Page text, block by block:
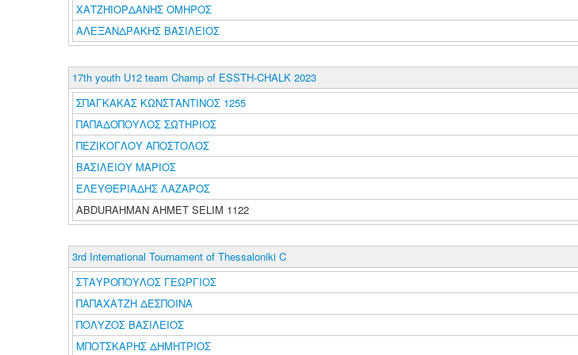
ΧΑΤΖΗΪΟΡΔΑΝΗΣ ΟΜΗΡΟΣ
ΑΛΕΞΑΝΔΡΑΚΗΣ ΒΑΣΙΛΕΙΟΣ
17th youth U12 team Champ of ESSTH-CHALK 2023
ΣΠΑΓΚΑΚΑΣ ΚΩΝΣΤΑΝΤΙΝΟΣ 1255
ΠΑΠΑΔΟΠΟΥΛΟΣ ΣΩΤΗΡΙΟΣ
ΠΕΖΙΚΟΓΛΟΥ ΑΠΟΣΤΟΛΟΣ
ΒΑΣΙΛΕΙΟΥ ΜΑΡΙΟΣ
ΕΛΕΥΘΕΡΙΑΔΗΣ ΛΑΖΑΡΟΣ
ABDURAHMAN AHMET SELIM 1122
3rd International Tournament of Thessaloniki C
ΣΤΑΥΡΟΠΟΥΛΟΣ ΓΕΩΡΓΙΟΣ
ΠΑΠΑΧΑΤΖΗ ΔΕΣΠΟΙΝΑ
ΠΟΛΥΖΟΣ ΒΑΣΙΛΕΙΟΣ
ΜΠΟΤΣΚΑΡΗΣ ΔΗΜΗΤΡΙΟΣ